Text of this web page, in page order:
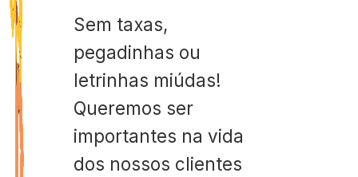
Sem taxas,
pegadinhas ou
letrinhas miúdas!
Queremos ser
importantes na vida
dos nossos clientes